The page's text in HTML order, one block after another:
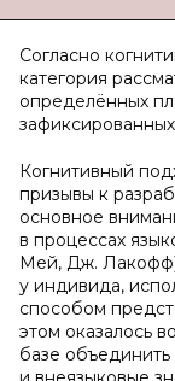
Согласно
категория
определённых
Когнитивный
призывы к
основное
в процессах
Мей, Дж.
у индивида,
способом
этом оказалось
базе